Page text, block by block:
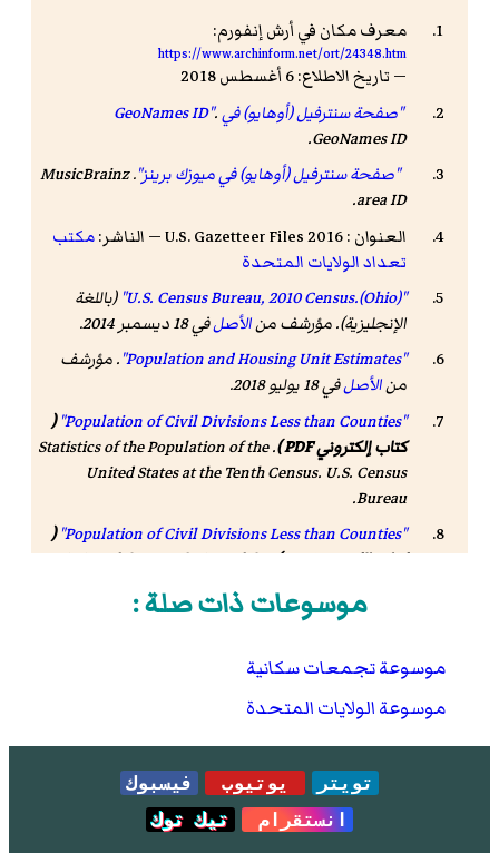
معرف مكان في أرش إنفورم:
https://www.archinform.net/ort/24348.htm
— تاريخ الاطلاع: 6 أغسطس 2018
"صفحة سنترفيل (أوهايو) في GeoNames ID".
GeoNames ID
.
"صفحة سنترفيل (أوهايو) في ميوزك برينز".
MusicBrainz
area ID
.
العنوان : 2016 U.S. Gazetteer Files — الناشر:
مكتب
تعداد الولايات المتحدة
"U.S. Census Bureau, 2010 Census.(Ohio)"
(باللغة
الإنجليزية). مؤرشف منالأصلفي 18 ديسمبر 2014.
"Population and Housing Unit Estimates"
. مؤرشف
منالأصلفي 18 يوليو 2018
.
"Population of Civil Divisions Less than Counties"
(
كتاب إلكتروني PDF )
.
Statistics of the Population of the
United States at the Tenth Census. U.S. Census
Bureau
.
"Population of Civil Divisions Less than Counties"
(
كتاب إلكتروني PDF )
.
Statistics of the Population of the
United States at the Tenth Census
Bureau. مؤرشف من
الأصل( كتاب إلكتروني PDF )
"Population: Ohio"
( كتاب إلكتروني PDF )
Census . U.S. Census Bureau. مؤرشف من
إلكتروني PDF )
Census. U.S. Census Bureau. مؤرشف من
إلكتروني PDF )
في 22 يوليو 2017
.
موسوعات ذات صلة :
موسوعة تجمعات سكانية
موسوعة الولايات المتحدة
تويتر يوتيوب
فيسبوك
انستقرام
تيك توك